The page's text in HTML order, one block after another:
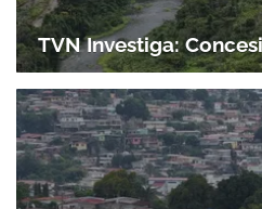
TVN Investiga: